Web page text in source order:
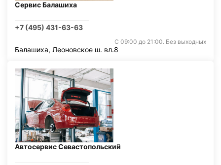
Сервис Балашиха
+7 (495) 431-63-63
С 09:00 до 21:00. Без выходных
Балашиха, Леоновское ш. вл.8
Автосервис Севастопольский